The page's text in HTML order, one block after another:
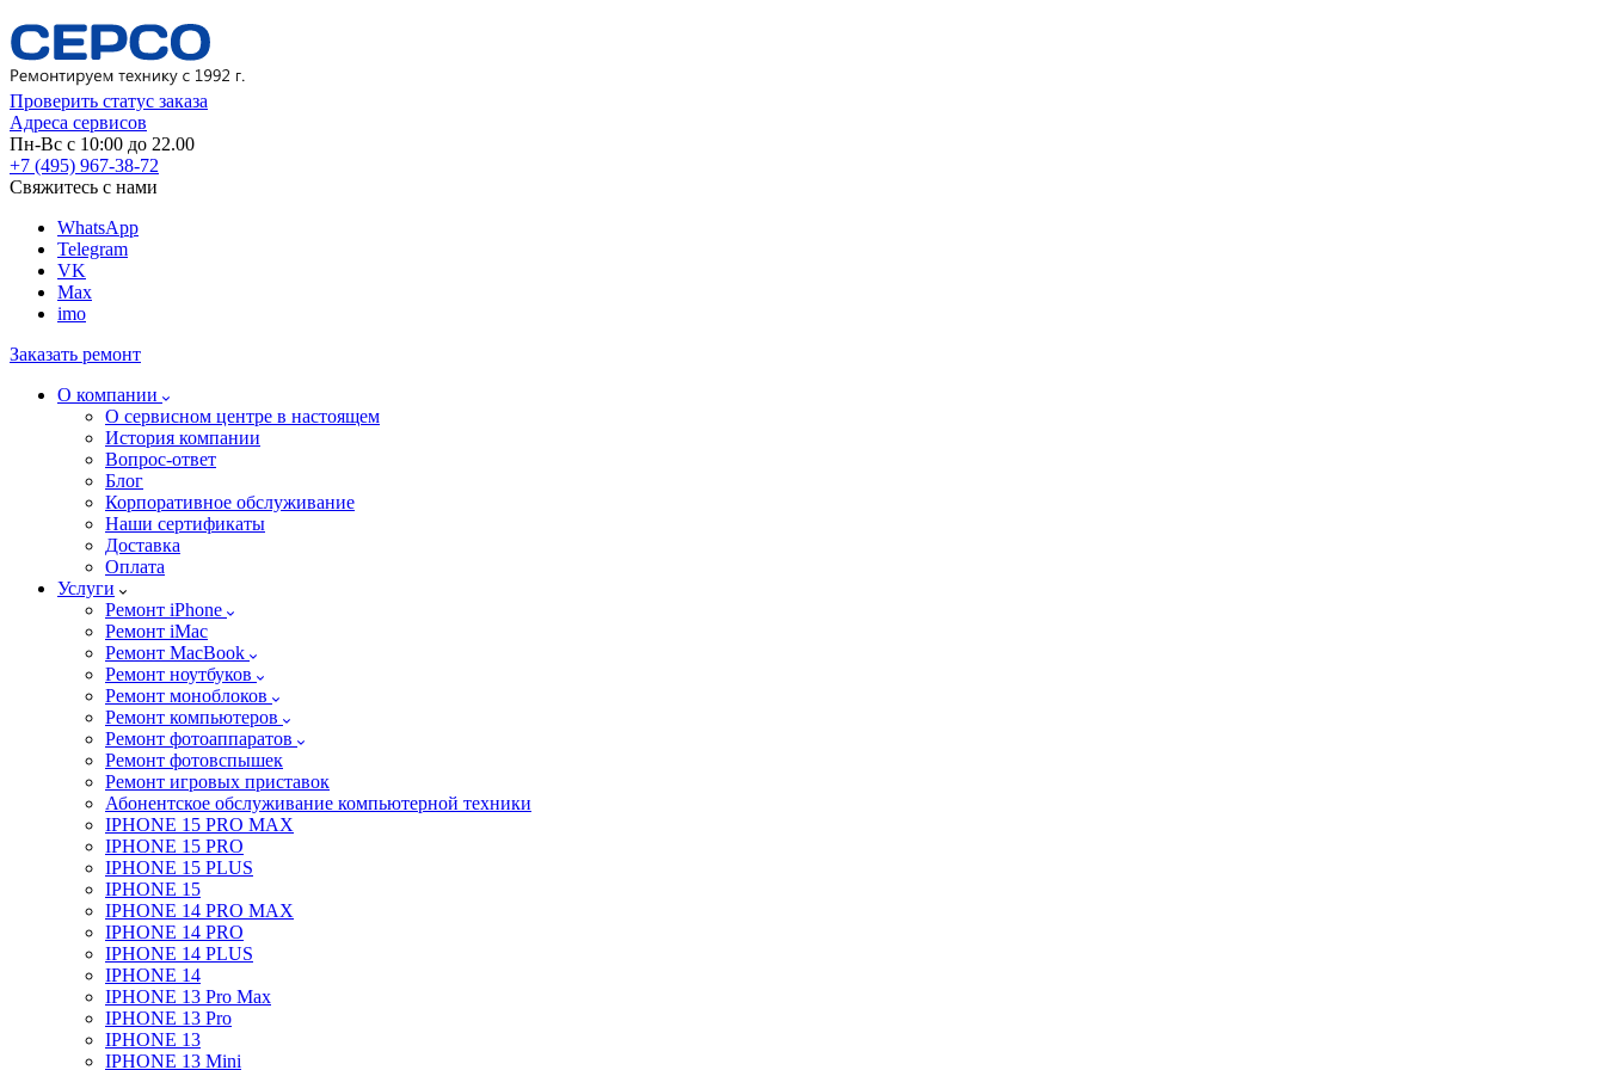
Проверить статус заказа
Адреса сервисов
Пн-Вс с 10:00 до 22.00
+7 (495) 967-38-72
Свяжитесь с нами
WhatsApp
Telegram
VK
Max
imo
Заказать ремонт
О компании
О сервисном центре в настоящем
История компании
Вопрос-ответ
Блог
Корпоративное обслуживание
Наши сертификаты
Доставка
Оплата
Услуги
Ремонт iPhone
Ремонт iMac
Ремонт MacBook
Ремонт ноутбуков
Ремонт моноблоков
Ремонт компьютеров
Ремонт фотоаппаратов
Ремонт фотовспышек
Ремонт игровых приставок
Абонентское обслуживание компьютерной техники
IPHONE 15 PRO MAX
IPHONE 15 PRO
IPHONE 15 PLUS
IPHONE 15
IPHONE 14 PRO MAX
IPHONE 14 PRO
IPHONE 14 PLUS
IPHONE 14
IPHONE 13 Pro Max
IPHONE 13 Pro
IPHONE 13
IPHONE 13 Mini